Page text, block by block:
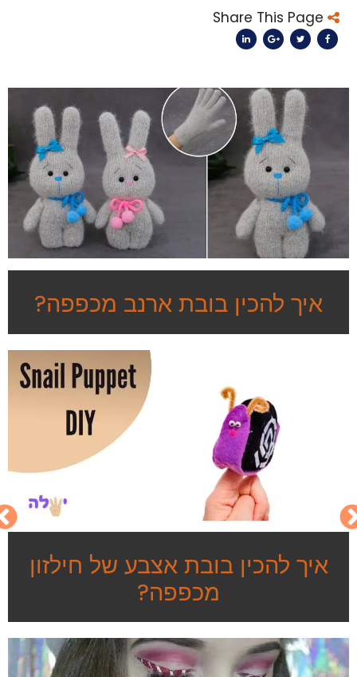
Share This Page
איך להכין בובת ארנב מכפפה?
איך להכין בובת אצבע של חילזון
מכפפה?